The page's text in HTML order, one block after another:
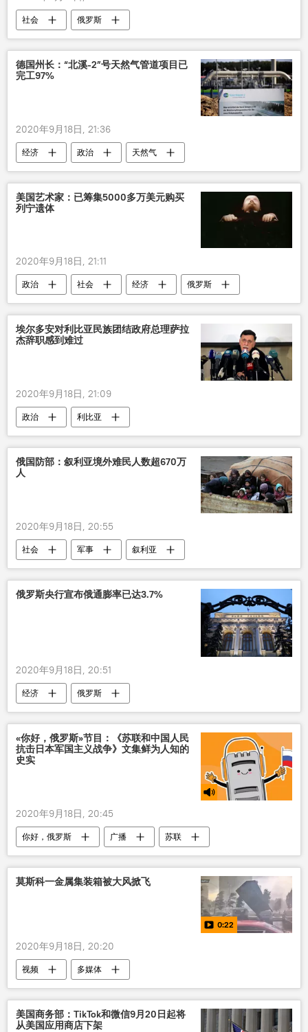
社会 俄罗斯
德国州长：“北溪-2”号天然气管道项目已
完工97%
2020年9月18日, 21:36
经济 政治 天然气
美国艺术家：已筹集5000多万美元购买
列宁遗体
2020年9月18日, 21:11
政治 社会 经济 俄罗斯
埃尔多安对利比亚民族团结政府总理萨拉
杰辞职感到难过
2020年9月18日, 21:09
政治 利比亚
俄国防部：叙利亚境外难民人数超670万
人
2020年9月18日, 20:55
社会 军事 叙利亚
俄罗斯央行宣布俄通膨率已达3.7%
2020年9月18日, 20:51
经济 俄罗斯
«你好，俄罗斯»节目：《苏联和中国人民
抗击日本军国主义战争》文集鲜为人知的
史实
2020年9月18日, 20:45
你好，俄罗斯 广播
苏联
抗日战争
莫斯科一金属集装箱被大风掀飞
0:22
2020年9月18日, 20:20
视频 多媒体
美国商务部：TikTok和微信9月20日起将
从美国应用商店下架